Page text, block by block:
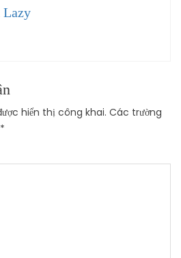
Lazy
hiển thị công khai. Các trường
*